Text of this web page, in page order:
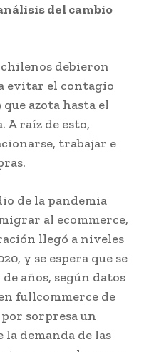
del cambio
chilenos debieron
evitar el contagio
azota hasta el
A raíz de esto,
trabajar e
de la pandemia
al ecommerce,
llegó a niveles
y se espera que se
años, según datos
fullcommerce de
sorpresa un
demanda de las